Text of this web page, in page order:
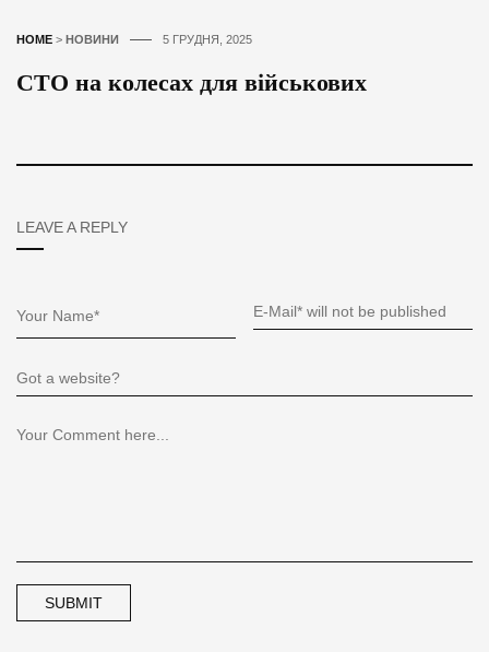
HOME > НОВИНИ 5 ГРУДНЯ, 2025
СТО на колесах для військових
LEAVE A REPLY